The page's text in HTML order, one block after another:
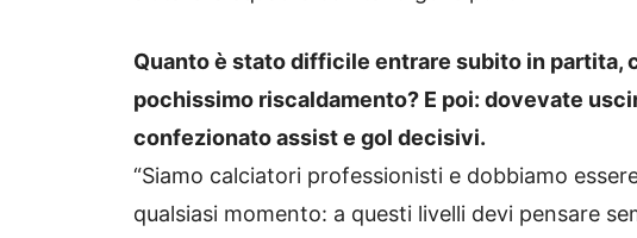
Quanto è stato difficile entrare subito in partita,
pochissimo riscaldamento? E poi: dovevate
confezionato assist e gol decisivi.
“Siamo calciatori professionisti e dobbiamo
qualsiasi momento: a questi livelli devi pensare